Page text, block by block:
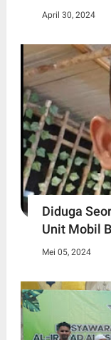
April 30, 2024
Diduga
Unit Mobil
Mei 05, 2024